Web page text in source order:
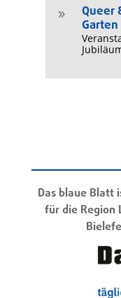
9
Queer
Garten
Das blaue Blatt
für die Region